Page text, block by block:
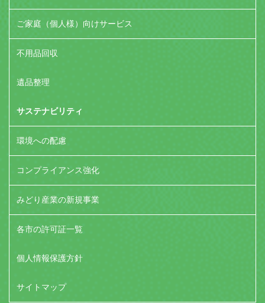
ご家庭（個人様）向けサービス
不用品回収
遺品整理
サステナビリティ
環境への配慮
コンプライアンス強化
みどり産業の新規事業
各市の許可証一覧
個人情報保護方針
サイトマップ